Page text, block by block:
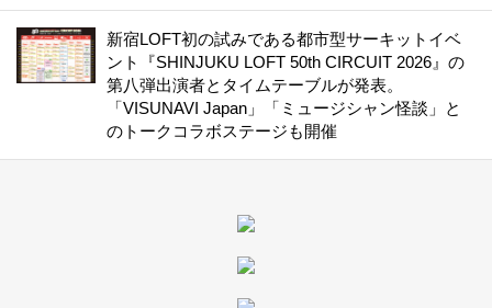
新宿LOFT初の試みである都市型サーキットイベ
ント『SHINJUKU LOFT 50th CIRCUIT 2026』の
第八弾出演者とタイムテーブルが発表。
「VISUNAVI Japan」「ミュージシャン怪談」と
のトークコラボステージも開催